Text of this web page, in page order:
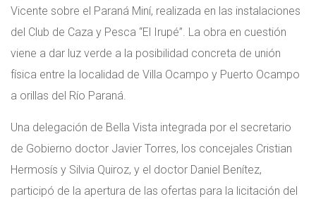
Vicente sobre el Paraná Miní, realizada en las instalaciones
del Club de Caza y Pesca “El Irupé”. La obra en cuestión
viene a dar luz verde a la posibilidad concreta de unión
física entre la localidad de Villa Ocampo y Puerto Ocampo
a orillas del Río Paraná.
Una delegación de Bella Vista integrada por el secretario
de Gobierno doctor Javier Torres, los concejales Cristian
Hermosís y Silvia Quiroz, y el doctor Daniel Benítez,
participó de la apertura de las ofertas para la licitación del